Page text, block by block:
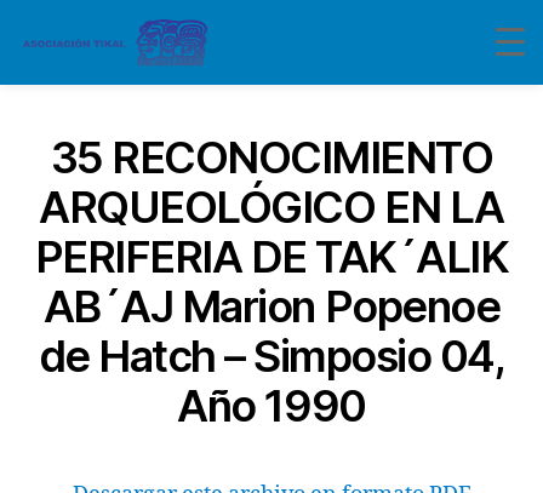
35 RECONOCIMIENTO
ARQUEOLÓGICO EN LA
PERIFERIA DE TAK´ALIK
AB´AJ Marion Popenoe
de Hatch – Simposio 04,
Año 1990